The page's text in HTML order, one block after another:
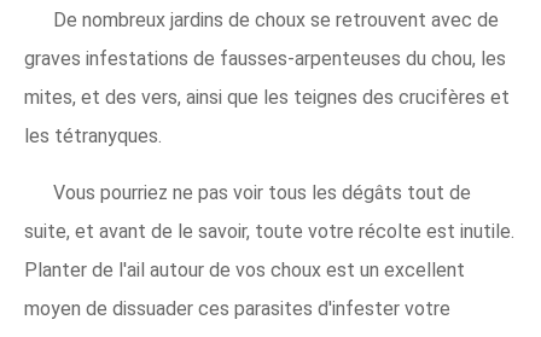
De nombreux jardins de choux se retrouvent avec de
graves infestations de fausses-arpenteuses du chou, les
mites, et des vers, ainsi que les teignes des crucifères et
les tétranyques.
Vous pourriez ne pas voir tous les dégâts tout de
suite, et avant de le savoir, toute votre récolte est inutile.
Planter de l'ail autour de vos choux est un excellent
moyen de dissuader ces parasites d'infester votre